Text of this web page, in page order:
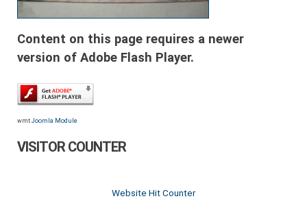
Content on this page requires a newer
version of Adobe Flash Player.
wmt Joomla Module
VISITOR COUNTER
Website Hit Counter